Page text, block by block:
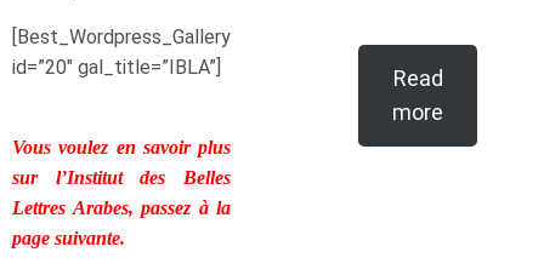
[Best_Wordpress_Gallery
id=”20″ gal_title=”IBLA”]
Vous voulez en savoir plus
sur l’Institut des Belles
Lettres Arabes, passez à la
page suivante.
Read
more